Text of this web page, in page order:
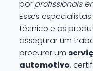
por profissionais
Esses
técnico e os
assegurar um
procurar um
automotivo,